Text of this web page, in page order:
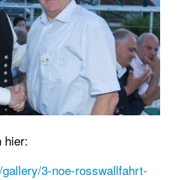
hier:
3-noe-rosswallfahrt-